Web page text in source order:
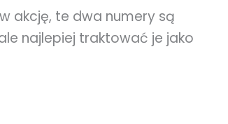
akcję, te dwa numery są
najlepiej traktować je jako